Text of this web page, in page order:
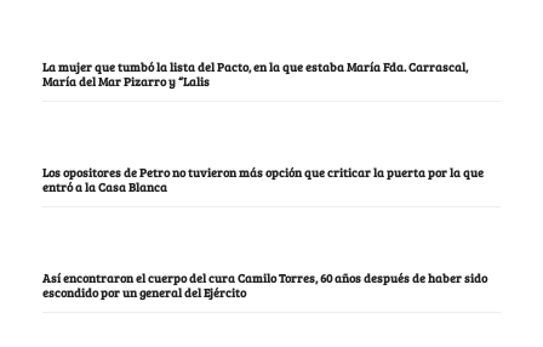
La mujer que tumbó la lista del Pacto, en la que estaba María Fda. Carrascal,
María del Mar Pizarro y “Lalis
Los opositores de Petro no tuvieron más opción que criticar la puerta por la que
entró a la Casa Blanca
Así encontraron el cuerpo del cura Camilo Torres, 60 años después de haber sido
escondido por un general del Ejército